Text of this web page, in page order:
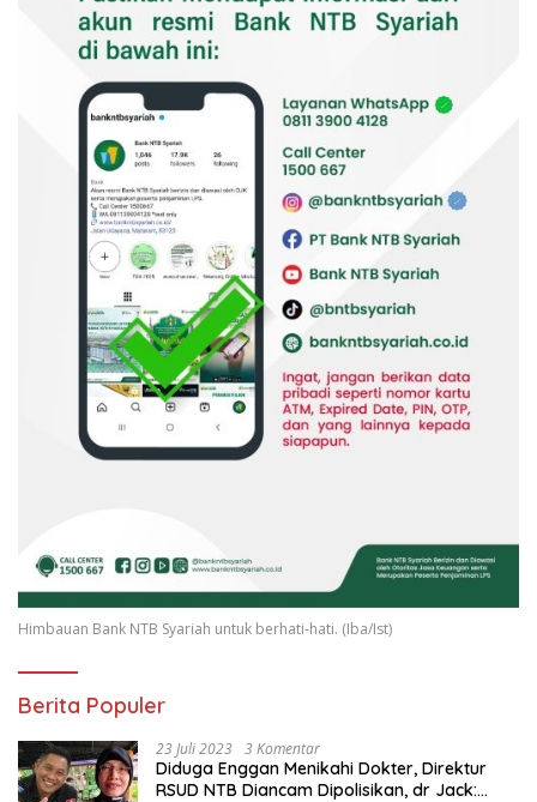
Himbauan Bank NTB Syariah untuk berhati-hati. (Iba/Ist)
Berita Populer
23 Juli 2023 3 Komentar
Diduga Enggan Menikahi Dokter, Direktur
RSUD NTB Diancam Dipolisikan, dr Jack: